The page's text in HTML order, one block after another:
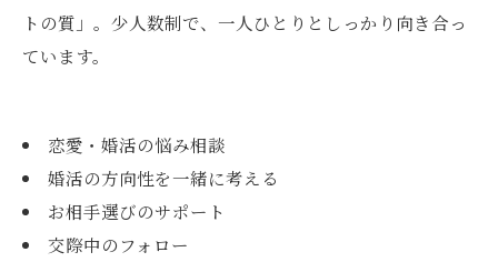
トの質」。少人数制で、一人ひとりとしっかり向き合っ
ています。
恋愛・婚活の悩み相談
婚活の方向性を一緒に考える
お相手選びのサポート
交際中のフォロー